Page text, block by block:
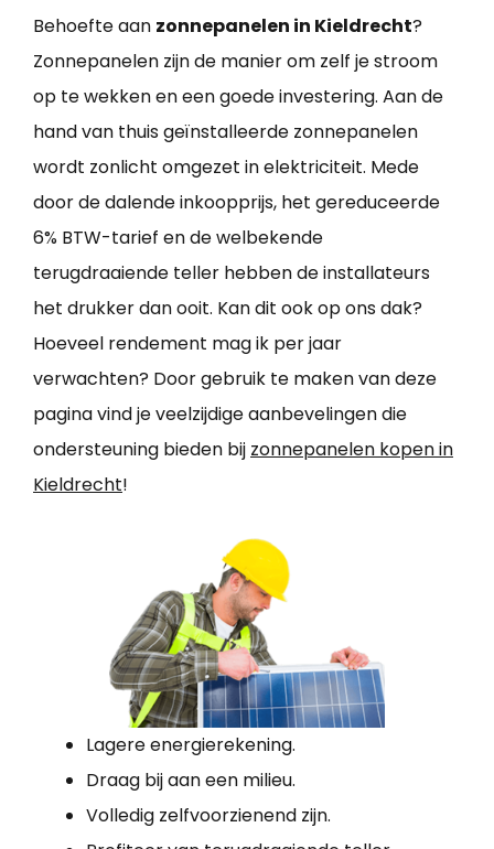
Behoefte aan zonnepanelen in Kieldrecht?
Zonnepanelen zijn de manier om zelf je stroom
op te wekken en een goede investering. Aan de
hand van thuis geïnstalleerde zonnepanelen
wordt zonlicht omgezet in elektriciteit. Mede
door de dalende inkoopprijs, het gereduceerde
6% BTW-tarief en de welbekende
terugdraaiende teller hebben de installateurs
het drukker dan ooit. Kan dit ook op ons dak?
Hoeveel rendement mag ik per jaar
verwachten? Door gebruik te maken van deze
pagina vind je veelzijdige aanbevelingen die
ondersteuning bieden bij zonnepanelen kopen in
Kieldrecht!
Lagere energierekening.
Draag bij aan een milieu.
Volledig zelfvoorzienend zijn.